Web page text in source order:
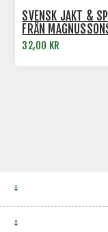
SVENSK JAKT &
FRÅN
650G
32,00 KR